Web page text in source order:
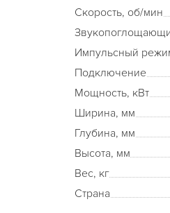
Скорость, об/мин
Импульсный
Подключение
Мощность, кВт
Ширина, мм
Глубина, мм
Высота, мм
Вес, кг
Страна